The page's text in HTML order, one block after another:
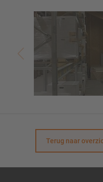
Terug naar